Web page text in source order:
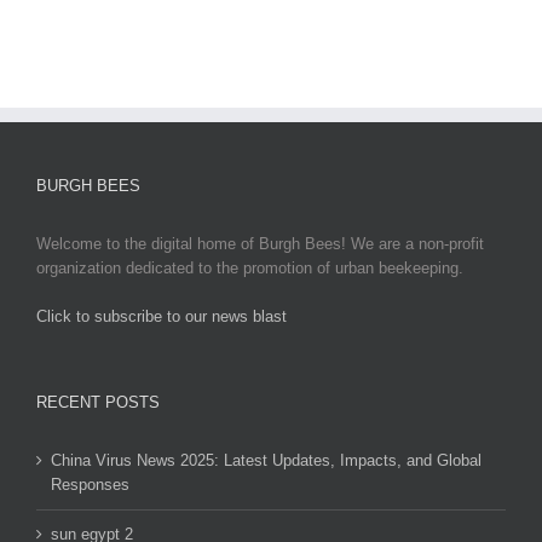
BURGH BEES
Welcome to the digital home of Burgh Bees! We are a non-profit
organization dedicated to the promotion of urban beekeeping.
Click to subscribe to our news blast
RECENT POSTS
China Virus News 2025: Latest Updates, Impacts, and Global
Responses
sun egypt 2